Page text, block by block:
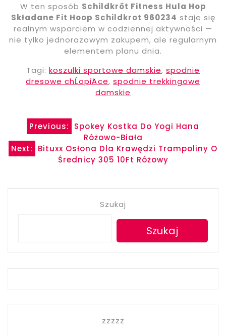
W ten sposób Schildkröt Fitness Hula Hop
Składane Fit Hoop Schildkrot 960234 staje się
realnym wsparciem w codziennej aktywności —
nie tylko jednorazowym zakupem, ale regularnym
elementem planu dnia.
Tagi: koszulki sportowe damskie, spodnie
dresowe chĹopiÄce, spodnie trekkingowe
damskie
Nawigacja
wpisu
Previous:
Spokey Kostka Do Yogi Hana
Różowo-Biała
Next:
Bituxx Osłona Dla Krawędzi Trampoliny O
Średnicy 305 10Ft Różowy
Szukaj
Szukaj
zzzzz